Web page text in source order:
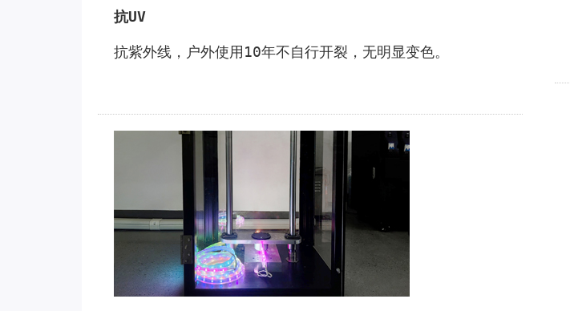
抗UV
抗紫外线，户外使用10年不自行开裂，无明显变色。